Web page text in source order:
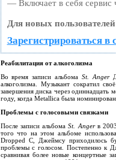
— Включает в себя сервис
Для новых
Зарегистрироваться в
Реабилитация от алкоголизма
Во время записи альбомаSt. Anger
алкоголизма. Музыкант сократил
завершения диска через одиннадцать
году, когда Metallica была
Проблемы с голосовыми связками
После записи альбомаSt. Angerв 2003
того что на этом альбоме
Dropped C, Джеймсу приходилось
проблемы с голосом. Постепенно к
сравнивая более новые концертные